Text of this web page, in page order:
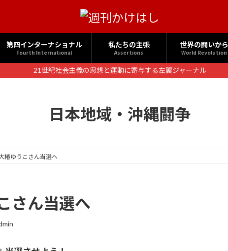
第四インターナショナル
Fourth International
私たちの主張
Assertions
世界の闘いから
World Revolution
21世紀社会主義の思想と運動に寄与する左翼ジャーナル
日本地域・沖縄闘争
椿ゆうこさん当選へ
さん当選へ